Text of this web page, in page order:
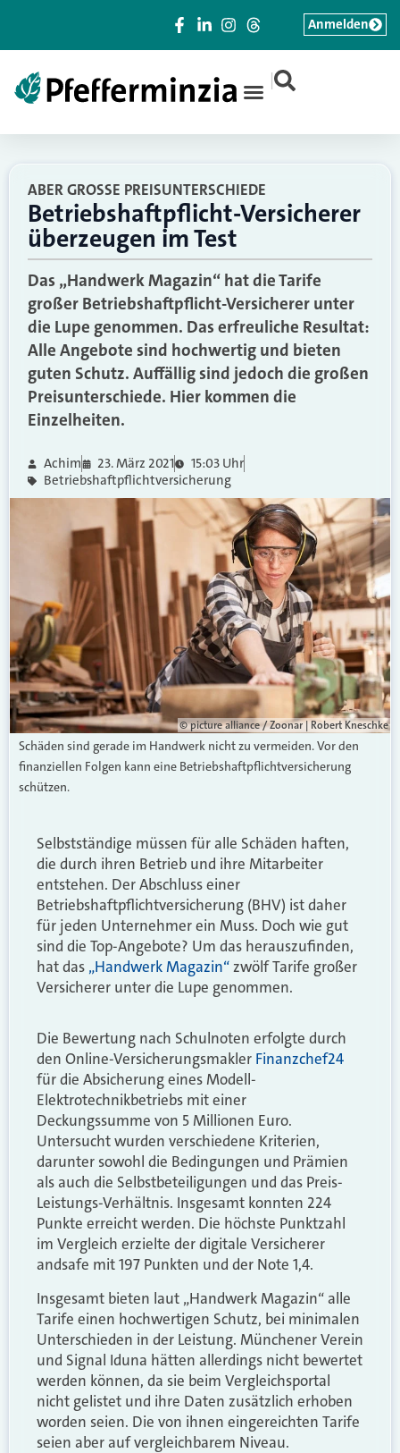
|
Anmelden
ABER GROSSE PREISUNTERSCHIEDE
Betriebshaftpflicht-Versicherer
überzeugen im Test
Das „Handwerk Magazin“ hat die Tarife
großer Betriebshaftpflicht-Versicherer unter
die Lupe genommen. Das erfreuliche Resultat:
Alle Angebote sind hochwertig und bieten
guten Schutz. Auffällig sind jedoch die großen
Preisunterschiede. Hier kommen die
Einzelheiten.
Achim 23. März 2021
15:03 Uhr
Betriebshaftpflichtversicherung
© picture alliance / Zoonar | Robert Kneschke
Schäden sind gerade im Handwerk nicht zu vermeiden. Vor den
finanziellen Folgen kann eine Betriebshaftpflichtversicherung
schützen.
Selbstständige müssen für alle Schäden haften,
die durch ihren Betrieb und ihre Mitarbeiter
entstehen. Der Abschluss einer
Betriebshaftpflichtversicherung (BHV) ist daher
für jeden Unternehmer ein Muss. Doch wie gut
sind die Top-Angebote? Um das herauszufinden,
hat das „Handwerk Magazin“zwölf Tarife großer
Versicherer unter die Lupe genommen.
Die Bewertung nach Schulnoten erfolgte durch
den Online-Versicherungsmakler Finanzchef24
für die Absicherung eines Modell-
Elektrotechnikbetriebs mit einer
Deckungssumme von 5 Millionen Euro.
Untersucht wurden verschiedene Kriterien,
darunter sowohl die Bedingungen und Prämien
als auch die Selbstbeteiligungen und das Preis-
Leistungs-Verhältnis. Insgesamt konnten 224
Punkte erreicht werden. Die höchste Punktzahl
im Vergleich erzielte der digitale Versicherer
andsafe mit 197 Punkten und der Note 1,4.
Insgesamt bieten laut „Handwerk Magazin“ alle
Tarife einen hochwertigen Schutz, bei minimalen
Unterschieden in der Leistung. Münchener Verein
und Signal Iduna hätten allerdings nicht bewertet
werden können, da sie beim Vergleichsportal
nicht gelistet und ihre Daten zusätzlich erhoben
worden seien. Die von ihnen eingereichten Tarife
seien aber auf vergleichbarem Niveau.